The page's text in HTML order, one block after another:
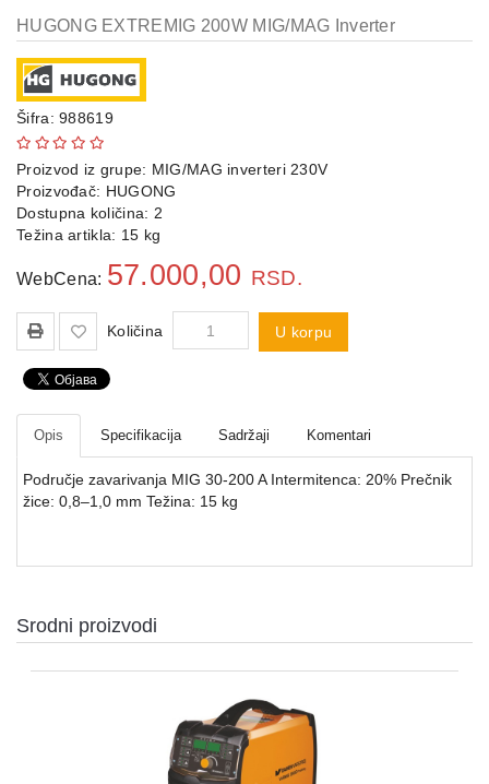
Agregati
Hidrofori
pumpe
Merni
instrumenti
Police
HUGONG EXTREMIG 200W MIG/MAG Inverter
Šifra: 988619
Proizvod iz grupe: MIG/MAG inverteri 230V
Proizvođač: HUGONG
Dostupna količina: 2
Težina artikla: 15 kg
WebCena: 57.000,00 RSD.
Količina U korpu
Opis Specifikacija Sadržaji Komentari
Područje zavarivanja MIG 30-200 A Intermitenca: 20% Prečnik
žice: 0,8–1,0 mm Težina: 15 kg
Srodni proizvodi